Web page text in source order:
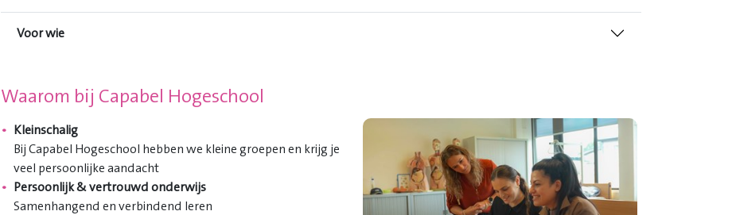
Voor wie
Waarom bij Capabel Hogeschool
Kleinschalig
Bij Capabel Hogeschool hebben we kleine groepen en krijg je
veel persoonlijke aandacht
Persoonlijk & vertrouwd onderwijs
Samenhangend en verbindend leren